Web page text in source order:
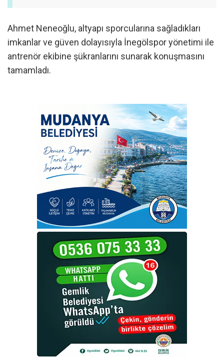
Ahmet Neneoğlu, altyapı sporcularına sağladıkları
imkanlar ve güven dolayısıyla İnegölspor yönetimi ile
antrenör ekibine şükranlarını sunarak konuşmasını
tamamladı.